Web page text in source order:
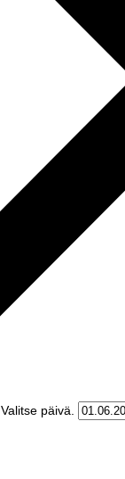
Valitse päivä.